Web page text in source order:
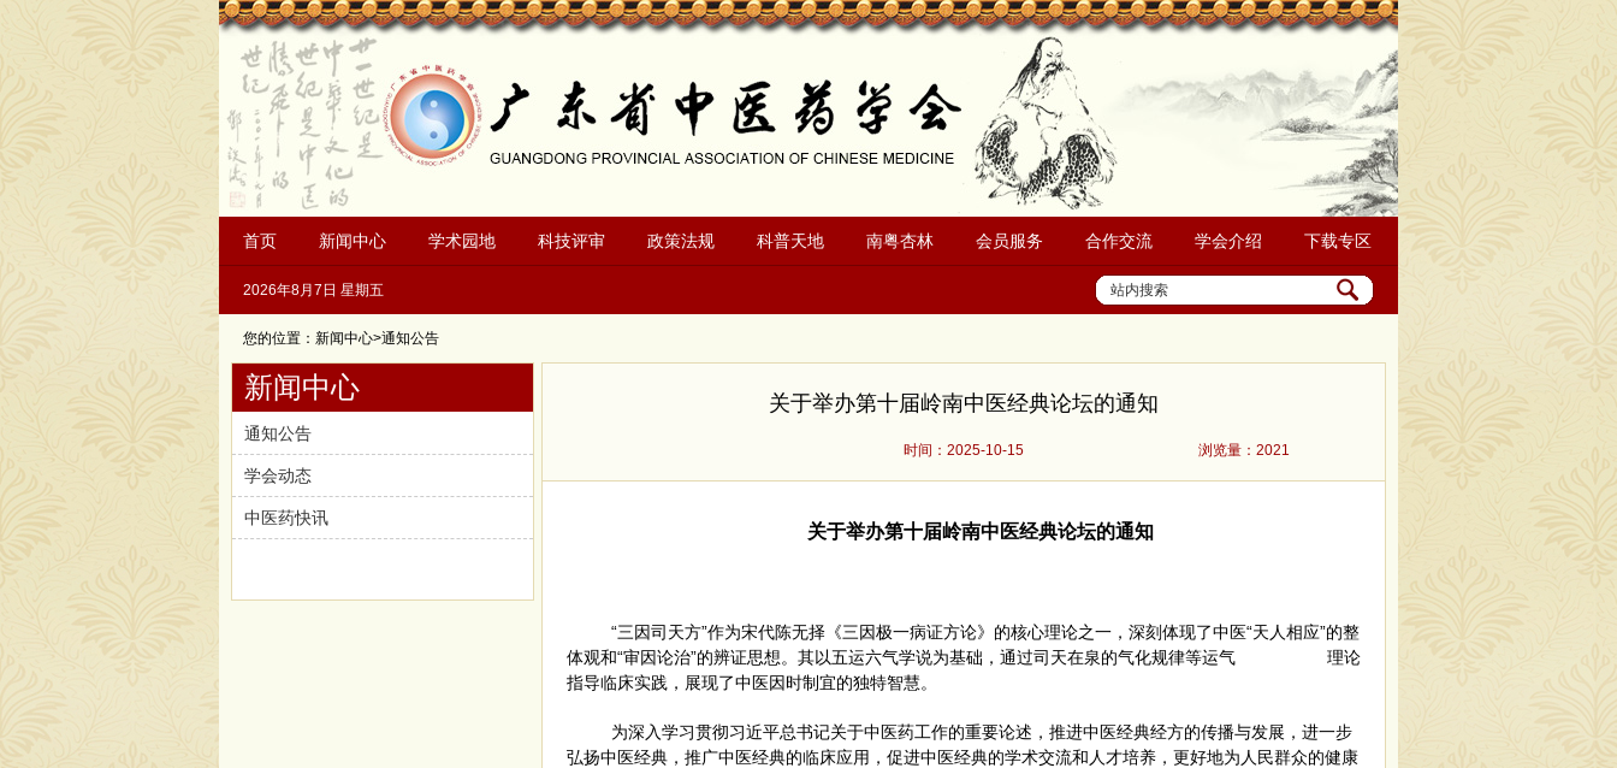
首页 新闻中心 学术园地 科技评审 政策法规 科普天地 南粤杏林 会员服务 合作交流 学会介绍 下载专区
2026年8月7日 星期五
您的位置：新闻中心>通知公告
新闻中心
通知公告
学会动态
中医药快讯
关于举办第十届岭南中医经典论坛的通知
时间：2025-10-15 浏览量：2021
关于举办第十届岭南中医经典论坛的通知
“三因司天方”作为宋代陈无择《三因极一病证方论》的核心理论之一，深刻体现了中医“天人相应”的整
体观和“审因论治”的辨证思想。其以五运六气学说为基础，通过司天在泉的气化规律等运气
理论
指导临床实践，展现了中医因时制宜的独特智慧。
为深入学习贯彻习近平总书记关于中医药工作的重要论述，推进中医经典经方的传播与发展，进一步
弘扬中医经典，推广中医经典的临床应用，促进中医经典的学术交流和人才培养，更好地为人民群众的健康